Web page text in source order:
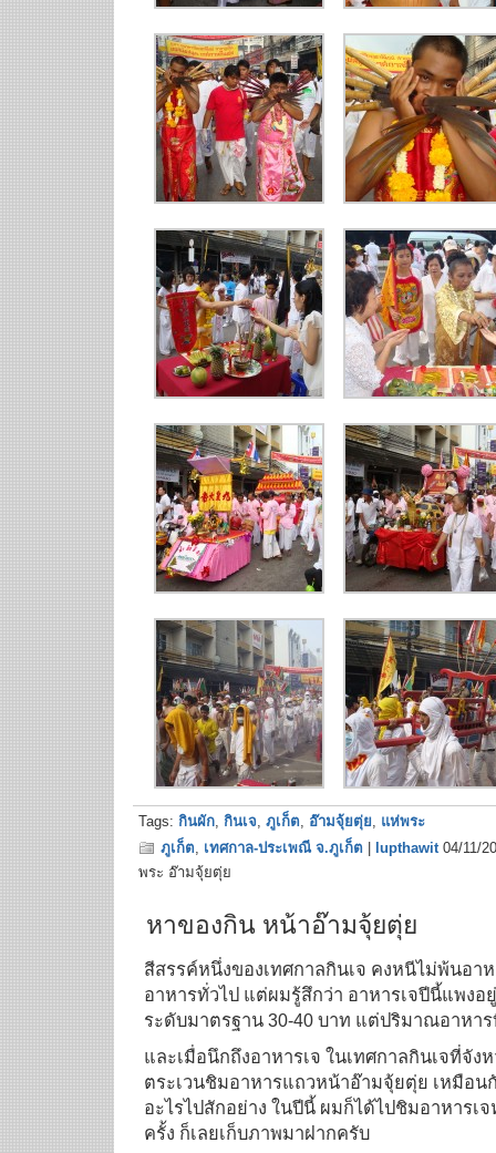
Tags: กินผัก, กินเจ, ภูเก็ต, อ๊ามจุ้ยตุ่ย, แห่พระ
ภูเก็ต, เทศกาล-ประเพณี จ.ภูเก็ต lupthawit04/11/
พระ อ๊ามจุ้ยตุ่ย
หาของกิน หน้าอ๊ามจุ้ยตุ่ย
สีสรรค์หนึ่งของเทศกาลกินเจ คงหนีไม่พ้นอา
อาหารทั่วไป แต่ผมรู้สึกว่า อาหารเจปีนี้แพง
ระดับมาตรฐาน 30-40 บาท แต่ปริมาณอาหา
และเมื่อนึกถึงอาหารเจ ในเทศกาลกินเจที่จัง
ตระเวนชิมอาหารแถวหน้าอ๊ามจุ้ยตุ่ย เหมือ
อะไรไปสักอย่าง ในปีนี้ ผมก็ได้ไปชิมอาหาร
ครั้ง ก็เลยเก็บภาพมาฝากครับ